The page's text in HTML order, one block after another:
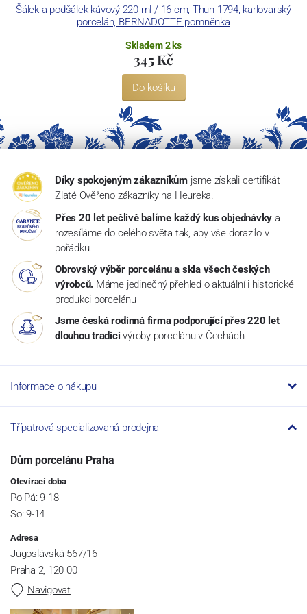
Šálek a podšálek kávový 220 ml / 16 cm, Thun 1794, karlovarský
porcelán, BERNADOTTE pomněnka
Skladem 2 ks
345 Kč
Do košíku
Díky spokojeným zákazníkům jsme získali certifikát
Zlaté Ověřeno zákazníky na Heureka.
Přes 20 let pečlivě balíme každý kus objednávky a
rozesíláme do celého světa tak, aby vše dorazilo v
pořádku.
Obrovský výběr porcelánu a skla všech českých
výrobců. Máme jedinečný přehled o aktuální i historické
produkci porcelánu
Jsme česká rodinná firma podporující přes 220 let
dlouhou tradici výroby porcelánu v Čechách.
Informace o nákupu
Třípatrová specializovaná prodejna
Dům porcelánu Praha
Otevírací doba
Po-Pá: 9-18
So: 9-14
Adresa
Jugoslávská 567/16
Praha 2, 120 00
Navigovat